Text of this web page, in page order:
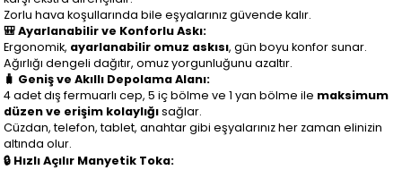
Zorlu hava koşullarında bile eşyalarınız güvende kalır.
🎒 Ayarlanabilir ve Konforlu Askı:
Ergonomik, ayarlanabilir omuz askısı, gün boyu konfor sunar.
Ağırlığı dengeli dağıtır, omuz yorgunluğunu azaltır.
🧳 Geniş ve Akıllı Depolama Alanı:
4 adet dış fermuarlı cep, 5 iç bölme ve 1 yan bölme ile maksimum
düzen ve erişim kolaylığısağlar.
Cüzdan, telefon, tablet, anahtar gibi eşyalarınız her zaman elinizin
altında olur.
🔒 Hızlı Açılır Manyetik Toka: